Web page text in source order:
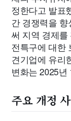
정한다고 발표
간 경쟁력을
써 지역 경제
전특구에 대한
견기업에 유리
변화는 2025
주요 개정